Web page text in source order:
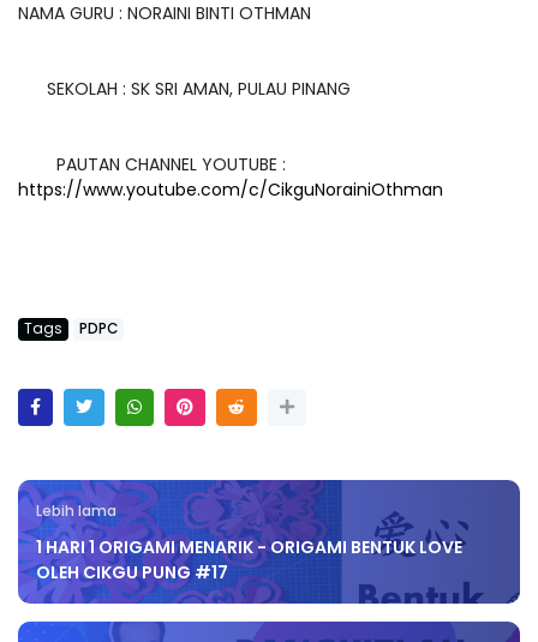
NAMA GURU : NORAINI BINTI OTHMAN
SEKOLAH : SK SRI AMAN, PULAU PINANG
PAUTAN CHANNEL YOUTUBE :
https://www.youtube.com/c/CikguNorainiOthman
Tags PDPC
Lebih lama
1 HARI 1 ORIGAMI MENARIK - ORIGAMI BENTUK LOVE
OLEH CIKGU PUNG #17